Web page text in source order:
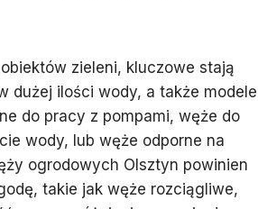
zieleni, kluczowe stają
dużej ilości wody, a także modele
do pracy z pompami, węże do
wody, lub węże odporne na
ogrodowych Olsztyn powinien
takie jak węże rozciągliwe,